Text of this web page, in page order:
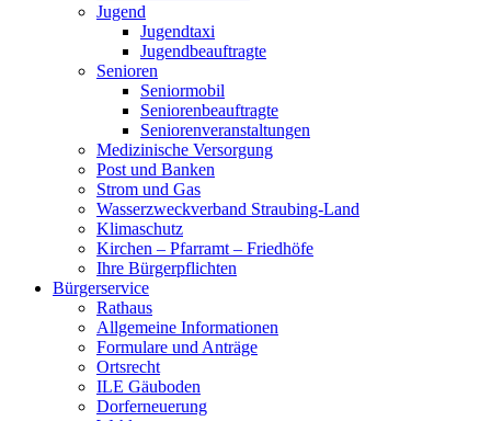
Jugend
Jugendtaxi
Jugendbeauftragte
Senioren
Seniormobil
Seniorenbeauftragte
Seniorenveranstaltungen
Medizinische Versorgung
Post und Banken
Strom und Gas
Wasserzweckverband Straubing-Land
Klimaschutz
Kirchen – Pfarramt – Friedhöfe
Ihre Bürgerpflichten
Bürgerservice
Rathaus
Allgemeine Informationen
Formulare und Anträge
Ortsrecht
ILE Gäuboden
Dorferneuerung